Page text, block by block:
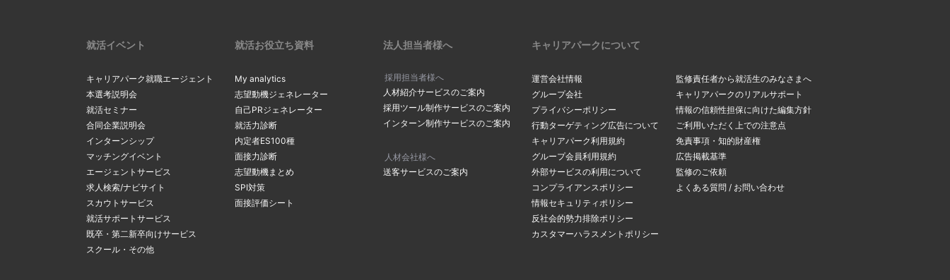
就活イベント
キャリアパーク就職エージェント
本選考説明会
就活セミナー
合同企業説明会
インターンシップ
マッチングイベント
エージェントサービス
求人検索/ナビサイト
スカウトサービス
就活サポートサービス
既卒・第二新卒向けサービス
スクール・その他
就活お役立ち資料
My analytics
志望動機ジェネレーター
自己PRジェネレーター
就活力診断
内定者ES100種
面接力診断
志望動機まとめ
SPI対策
面接評価シート
法人担当者様へ
採用担当者様へ
人材紹介サービスのご案内
採用ツール制作サービスのご案内
インターン制作サービスのご案内
人材会社様へ
送客サービスのご案内
キャリアパークについて
運営会社情報
グループ会社
プライバシーポリシー
行動ターゲティング広告について
キャリアパーク利用規約
グループ会員利用規約
外部サービスの利用について
コンプライアンスポリシー
情報セキュリティポリシー
反社会的勢力排除ポリシー
カスタマーハラスメントポリシー
監修責任者から就活生のみなさまへ
キャリアパークのリアルサポート
情報の信頼性担保に向けた編集方針
ご利用いただく上での注意点
免責事項・知的財産権
広告掲載基準
監修のご依頼
よくある質問 / お問い合わせ